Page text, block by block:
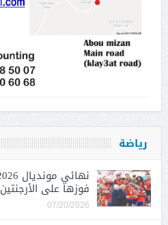
رياضة
فوزها على الأرجنتين 1 – 0 بعد وقت إضافي
07/20/2026